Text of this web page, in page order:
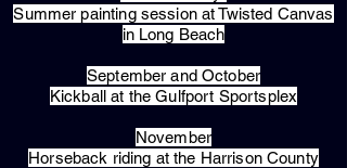
Summer painting session at Twisted Canvas
in Long Beach
September and October
Kickball at the Gulfport Sportsplex
November
Horseback riding at the Harrison County